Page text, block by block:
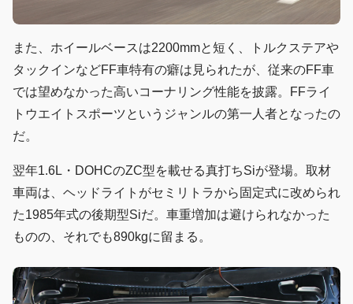
また、ホイールベースは2200mmと短く、トルクステアや
タックインなどFF車特有の癖は見られたが、従来のFF車
では望めなかった高いコーナリング性能を披露。FFライ
トウエイトスポーツというジャンルの第一人者となったの
だ。
翌年1.6L・DOHCのZC型を載せる真打ちSiが登場。取材
車両は、ヘッドライトがセミリトラから固定式に改められ
た1985年式の後期型Siだ。車重増加は避けられなかった
ものの、それでも890kgに留まる。